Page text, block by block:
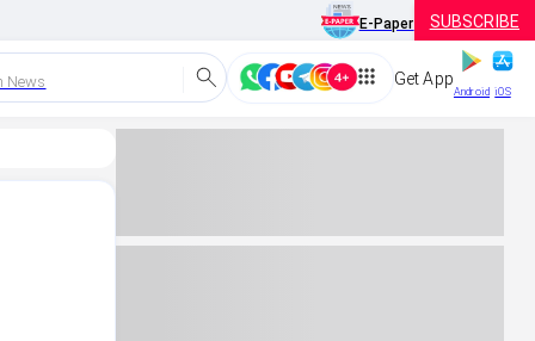
E-Paper SUBSCRIBE
News Get App
Android iOS